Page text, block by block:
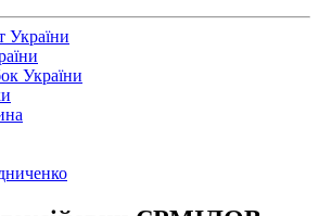
України
України